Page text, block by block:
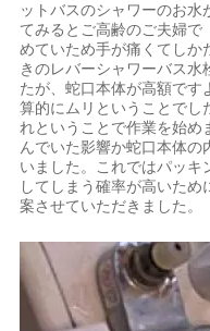
ットバスのシャワーのお水
てみるとご高齢のご夫婦で
めていため手が痛くてしか
きのレバーシャワーバス水
たが、蛇口本体が高額です
算的にムリということでし
れということで作業を始め
んでいた影響か蛇口本体の
いました。これではパッキ
してしまう確率が高いた
案させていただきました。